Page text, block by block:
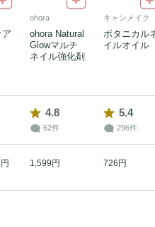
ア
ohora
ohora Natural
Glowマルチ
ネイル強化剤
キャンメイク
ボタニカル
イルオイル
4.8
62件
5.4
296件
1,599円 726円